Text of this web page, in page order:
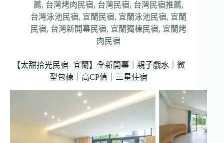
薦, 台灣烤肉民宿, 台灣民宿, 台灣民宿推薦,
台灣泳池民宿, 宜蘭民宿, 宜蘭泳池民宿, 宜蘭
民宿, 台灣新開幕民宿, 宜蘭獨棟民宿, 宜蘭烤
肉民宿
【太甜拾光民宿- 宜蘭】全新開幕｜親子戲水｜微
型包棟｜高CP值｜三星住宿